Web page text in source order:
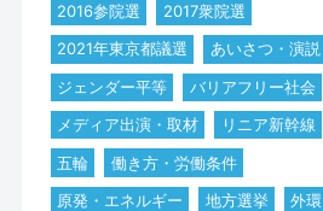
2016参院選
2017衆院選
2021年東京都議選
あいさつ・演説
ジェンダー平等
バリアフリー社会
メディア出演・取材
リニア新幹線
五輪
働き方・労働条件
原発・エネルギー
地方選挙
外環